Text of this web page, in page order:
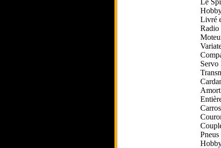
Le
Livré
Radio